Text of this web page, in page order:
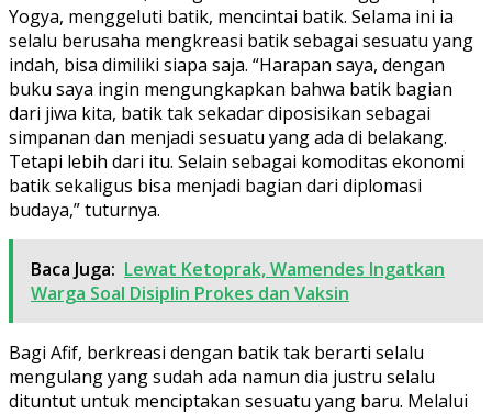
Yogya, menggeluti batik, mencintai batik. Selama ini ia
selalu berusaha mengkreasi batik sebagai sesuatu yang
indah, bisa dimiliki siapa saja. “Harapan saya, dengan
buku saya ingin mengungkapkan bahwa batik bagian
dari jiwa kita, batik tak sekadar diposisikan sebagai
simpanan dan menjadi sesuatu yang ada di belakang.
Tetapi lebih dari itu. Selain sebagai komoditas ekonomi
batik sekaligus bisa menjadi bagian dari diplomasi
budaya,” tuturnya.
Baca Juga: Lewat Ketoprak, Wamendes Ingatkan
Warga Soal Disiplin Prokes dan Vaksin
Bagi Afif, berkreasi dengan batik tak berarti selalu
mengulang yang sudah ada namun dia justru selalu
dituntut untuk menciptakan sesuatu yang baru. Melalui